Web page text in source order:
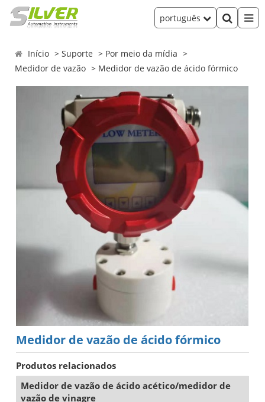
português
Início Suporte
Por meio da mídia
Medidor de vazão
Medidor de vazão de ácido fórmico
Medidor de vazão de ácido fórmico
Produtos relacionados
Medidor de vazão de ácido acético/medidor de
vazão de vinagre